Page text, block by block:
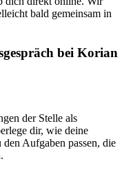
bald gemeinsam in
bei Korian
der Stelle als
dir, wie deine
Aufgaben passen, die